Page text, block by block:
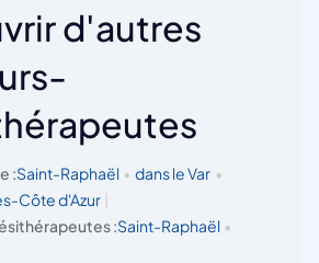
d'autres
:Saint-Raphaël • dans le Var •
Côte d'Azur
:Saint-Raphaël •